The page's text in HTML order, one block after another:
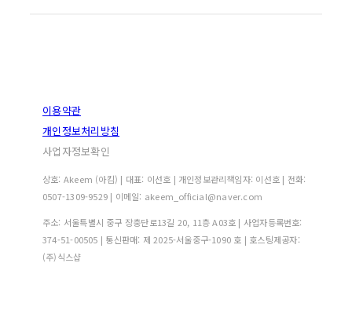
이용약관
개인정보처리방침
사업자정보확인
상호: Akeem (아킴) | 대표: 이선호 | 개인정보관리책임자: 이선호 | 전화:
0507-1309-9529 | 이메일: akeem_official@naver.com
주소: 서울특별시 중구 장충단로13길 20, 11층 A03호 | 사업자등록번호:
374-51-00505 | 통신판매: 제 2025-서울중구-1090 호 | 호스팅제공자:
(주)식스샵